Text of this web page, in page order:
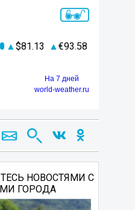
81.13 93.58
На 7 дней
world-weather.ru
НОВОСТЯМИ С
ГОРОДА